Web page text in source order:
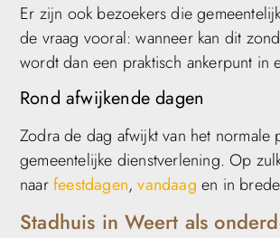
Er zijn ook bezoekers die
de vraag vooral: wanneer kan dit
wordt dan een praktisch ankerpunt in
Rond afwijkende dagen
Zodra de dag afwijkt van het
gemeentelijke dienstverlening. Op
naarfeestdagen,vandaag en in
Stadhuis in Weert als